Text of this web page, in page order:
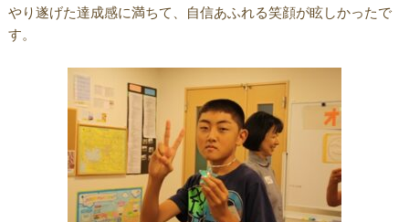
やり遂げた達成感に満ちて、自信あふれる笑顔が眩しかったで
す。